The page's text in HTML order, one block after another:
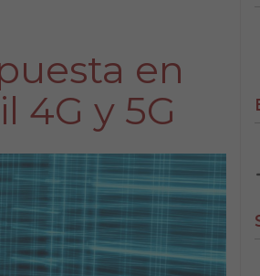
en
4G y 5G